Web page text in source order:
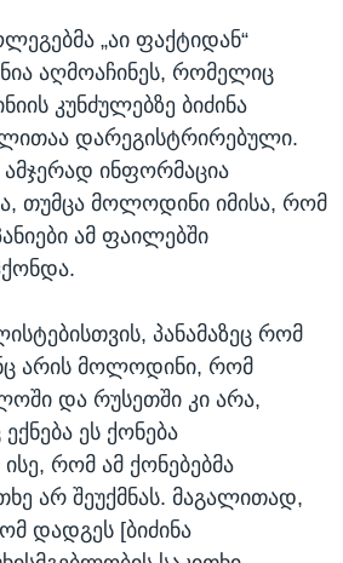
„აი ფაქტიდან“
აღმოაჩინეს, რომელიც
კუნძულებზე ბიძინა
დარეგისტრირებული.
ინფორმაცია
თუმცა მოლოდინი იმისა, რომ
ამ ფაილებში
პანამაზეც რომ
არის მოლოდინი, რომ
და რუსეთში კი არა,
ეს ქონება
რომ ამ ქონებებმა
არ შეუქმნას. მაგალითად,
დადგეს [ბიძინა